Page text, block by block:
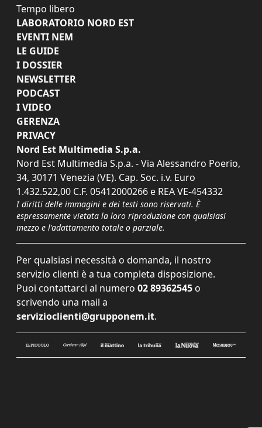
Tempo libero
LABORATORIO NORD EST
EVENTI NEM
LE GUIDE
I DOSSIER
NEWSLETTER
PODCAST
I VIDEO
GERENZA
PRIVACY
Nord Est Multimedia S.p.a.
Nord Est Multimedia S.p.a. - Via Alessandro Poerio,
34, 30171 Venezia (VE). Cap. Soc. i.v. Euro
1.432.522,00 C.F. 05412000266 e REA VE-454332
I diritti delle immagini e dei testi sono riservati. È
espressamente vietata la loro riproduzione con qualsiasi
mezzo e l'adattamento totale o parziale.
Per qualsiasi necessità o domanda, il nostro
servizio clienti è a tua completa disposizione.
Puoi contattarci al numero 02 89362545 o
scrivendo una mail a
servizioclienti@grupponem.it.